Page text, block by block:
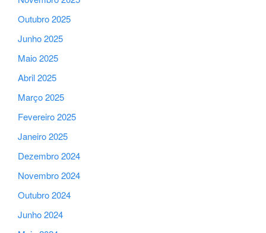
Outubro 2025
Junho 2025
Maio 2025
Abril 2025
Março 2025
Fevereiro 2025
Janeiro 2025
Dezembro 2024
Novembro 2024
Outubro 2024
Junho 2024